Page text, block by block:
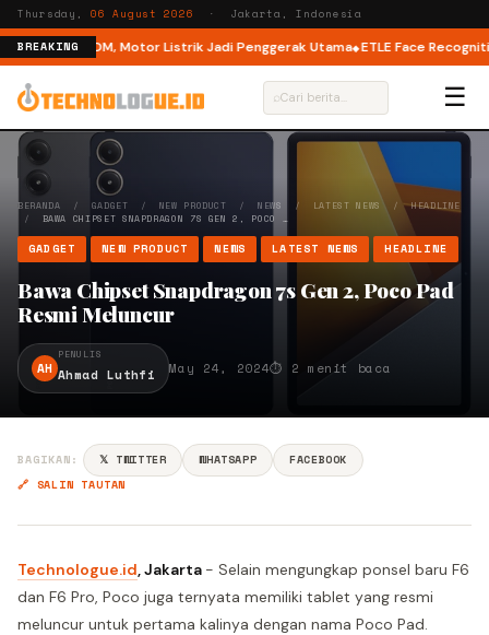
Thursday,06 August 2026 · Jakarta, Indonesia
BREAKING
di M6 DM, Motor Listrik Jadi Penggerak Utama ETLE Face
⌕ ☰
BERANDA / GADGET / NEW PRODUCT / NEWS / LATEST NEWS /HEADLINE
/ BAWA CHIPSET SNAPDRAGON 7S GEN 2, POCO …
GADGET NEW PRODUCT NEWS LATEST NEWS HEADLINE
Bawa Chipset Snapdragon 7s Gen 2, Poco Pad
Resmi Meluncur
AH
PENULIS
Ahmad Luthfi May 24, 2024⏱ 2 menit baca
BAGIKAN: 𝕏 TWITTER WHATSAPP
FACEBOOK
🔗 SALIN TAUTAN
Technologue.id, Jakarta - Selain mengungkap ponsel baru F6
dan F6 Pro, Poco juga ternyata memiliki tablet yang resmi
meluncur untuk pertama kalinya dengan nama Poco Pad.